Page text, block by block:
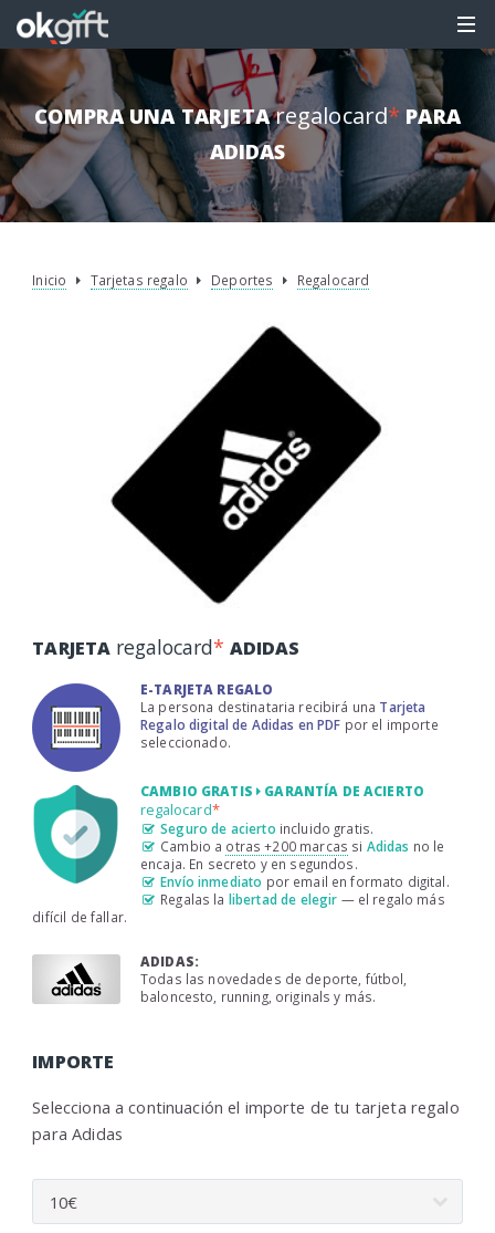
COMPRA UNA TARJETAregalocard* PARA
ADIDAS
Inicio Tarjetas regalo Deportes Regalocard
TARJETA regalocard* ADIDAS
E-TARJETA REGALO
La persona destinataria recibirá una Tarjeta
Regalo digital de Adidas en PDF por el importe
seleccionado.
CAMBIO GRATIS GARANTÍA DE ACIERTO
regalocard*
Seguro de acierto incluido gratis.
Cambio a otras +200 marcas si Adidas no le
encaja. En secreto y en segundos.
Envío inmediato por email en formato digital.
Regalas la libertad de elegir — el regalo más
difícil de fallar.
ADIDAS:
Todas las novedades de deporte, fútbol,
baloncesto, running, originals y más.
IMPORTE
Selecciona a continuación el importe de tu tarjeta regalo
para Adidas